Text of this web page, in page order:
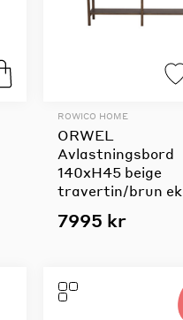
ROWICO HOME
ORWEL
Avlastningsbord
140xH45 beige
travertin/brun ek
7995 kr